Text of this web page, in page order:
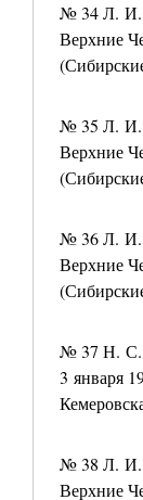
№ 34 Л. И.
Верхние
№ 35 Л. И.
Верхние
№ 36 Л. И.
Верхние
№ 37 Н. С.
3 января
№ 38 Л. И.
Верхние